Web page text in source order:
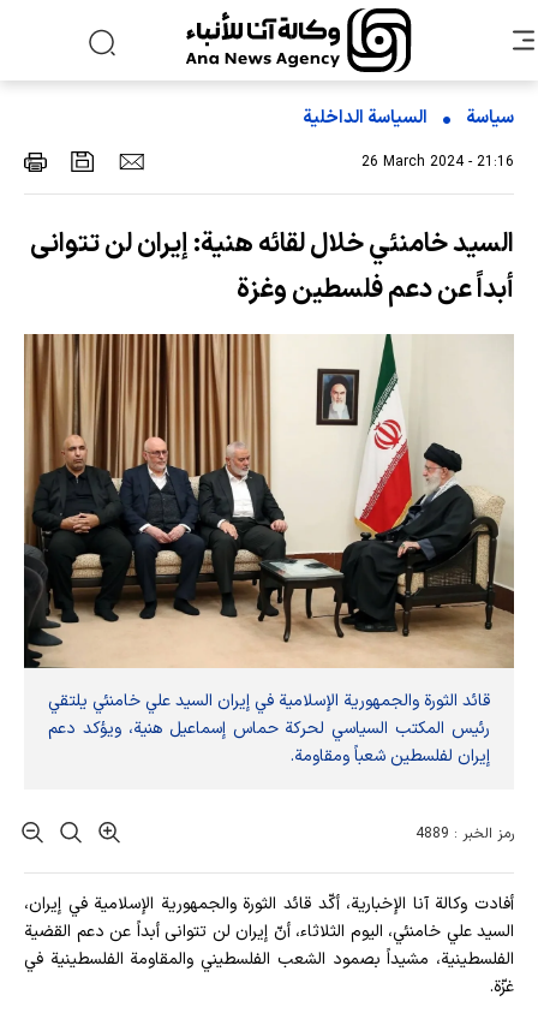
سياسة السیاسة الداخلیة
26 March 2024 - 21:16
السيد خامنئي خلال لقائه هنية: إيران لن تتوانى
أبداً عن دعم فلسطين وغزة
قائد الثورة والجمهورية الإسلامية في إيران السيد علي خامنئي يلتقي
رئيس المكتب السياسي لحركة حماس إسماعيل هنية، ويؤكد دعم
إيران لفلسطين شعباً ومقاومة.
رمز الخبر : 4889
أفادت وکالة آنا الإخباریة، أكّد قائد الثورة والجمهورية الإسلامية في إيران،
السيد علي خامنئي، اليوم الثلاثاء، أنّ إيران لن تتوانى أبداً عن دعم القضية
الفلسطينية، مشيداً بصمود الشعب الفلسطيني والمقاومة الفلسطينية في
غزّة.